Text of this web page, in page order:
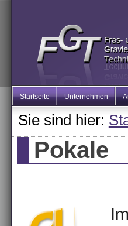
Startseite Unternehmen
Sie sind hier:
Pokale